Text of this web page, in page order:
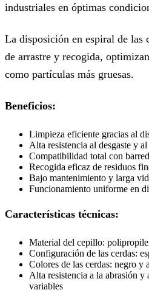
industriales en óptimas
La disposición en espiral de las
de arrastre y recogida,
como partículas más gruesas.
Beneficios:
Limpieza eficiente gracias al
Alta resistencia al desgaste y
Compatibilidad total con
Recogida eficaz de residuos
Bajo mantenimiento y larga
Funcionamiento uniforme en
Características técnicas:
Material del cepillo:
Configuración de las cerdas:
Colores de las cerdas: negro y
Alta resistencia a la abrasión y
variables